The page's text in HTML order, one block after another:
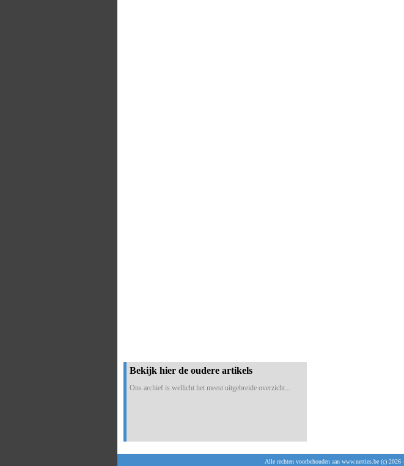
Bekijk hier de oudere artikels
Ons archief is wellicht het meest uitgebreide overzicht...
Alle rechten voorbehouden aan www.netties.be (c)